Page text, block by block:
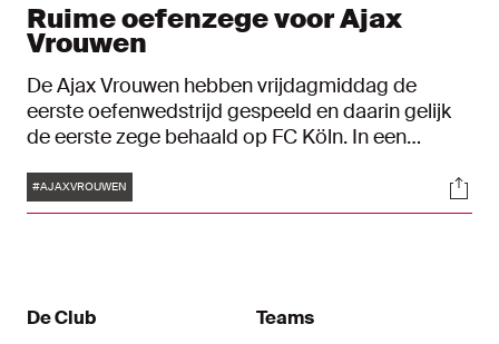
Ruime oefenzege voor Ajax
Vrouwen
De Ajax Vrouwen hebben vrijdagmiddag de
eerste oefenwedstrijd gespeeld en daarin gelijk
de eerste zege behaald op FC Köln. In een
scoorde de ploeg van trainer Suzanne Bakker er
zelf vijf en kreeg pas bij een 0-5-voorsprong een
Tags
#AJAXVROUWEN
De Club
Teams